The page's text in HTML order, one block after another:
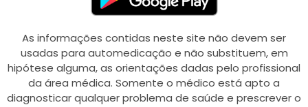
As informações contidas neste site não devem ser
usadas para automedicação e não substituem, em
hipótese alguma, as orientações dadas pelo profissional
da área médica. Somente o médico está apto a
diagnosticar qualquer problema de saúde e prescrever o